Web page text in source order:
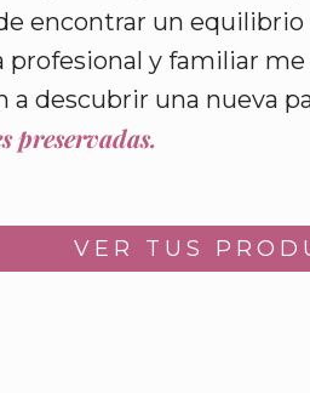
encontrar un
profesional y familiar me
a descubrir una nueva
preservadas.
VER TUS